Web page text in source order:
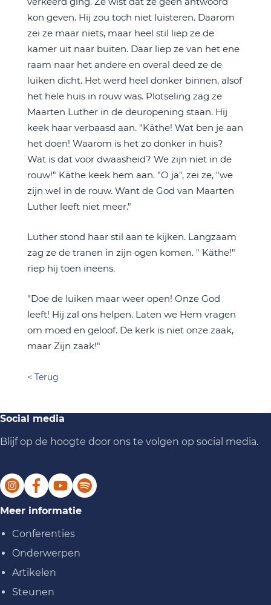
kon geven. Hij zou toch niet luisteren. Daarom
zei ze maar niets, maar heel stil liep ze de
kamer uit naar buiten. Daar liep ze van het ene
raam naar het andere en overal deed ze de
luiken dicht. Het werd heel donker binnen, alsof
het hele huis in rouw was. Plotseling zag ze
Maarten Luther in de deuropening staan. Hij
keek haar verbaasd aan. "Käthe! Wat ben je aan
het doen! Waarom is het zo donker in huis?
Wat is dat voor dwaasheid? We zijn niet in de
rouw!" Käthe keek hem aan. "O ja", zei ze, "we
zijn wel in de rouw. Want de God van Maarten
Luther leeft niet meer."
Luther stond haar stil aan te kijken. Langzaam
zag ze de tranen in zijn ogen komen. " Käthe!"
riep hij toen ineens.
"Doe de luiken maar weer open! Onze God
leeft! Hij zal ons helpen. Laten we Hem vragen
om moed en geloof. De kerk is niet onze zaak,
maar Zijn zaak!"
< Terug
Social media
Blijf op de hoogte door ons te volgen op social media.
Meer informatie
Conferenties
Onderwerpen
Artikelen
Steunen